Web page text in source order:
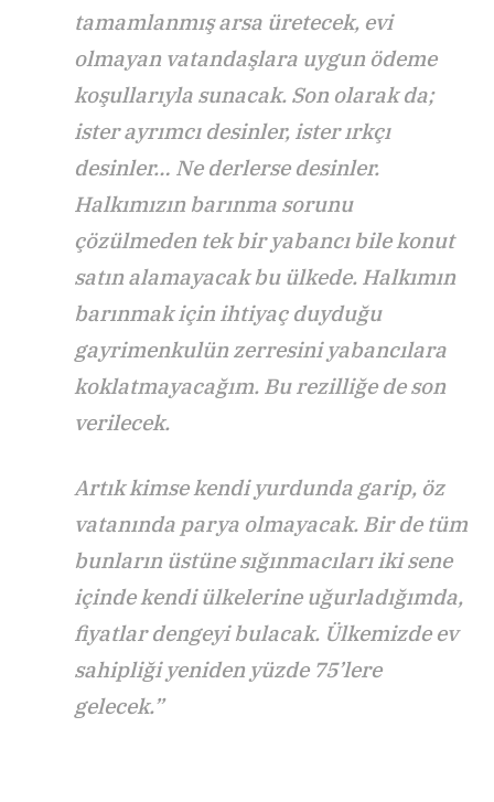
tamamlanmış arsa üretecek, evi
olmayan vatandaşlara uygun ödeme
koşullarıyla sunacak. Son olarak da;
ister ayrımcı desinler, ister ırkçı
desinler… Ne derlerse desinler.
Halkımızın barınma sorunu
çözülmeden tek bir yabancı bile konut
satın alamayacak bu ülkede. Halkımın
barınmak için ihtiyaç duyduğu
gayrimenkulün zerresini yabancılara
koklatmayacağım. Bu rezilliğe de son
verilecek.
Artık kimse kendi yurdunda garip, öz
vatanında parya olmayacak. Bir de tüm
bunların üstüne sığınmacıları iki sene
içinde kendi ülkelerine uğurladığımda,
fiyatlar dengeyi bulacak. Ülkemizde ev
sahipliği yeniden yüzde 75’lere
gelecek.”